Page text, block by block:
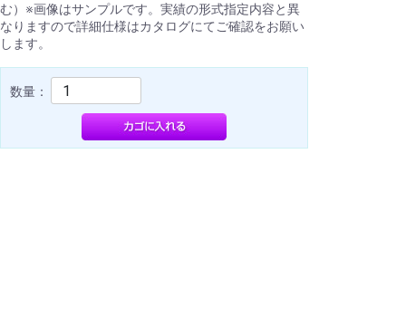
む）※画像はサンプルです。実績の形式指定内容と異
なりますので詳細仕様はカタログにてご確認をお願い
します。
数量：